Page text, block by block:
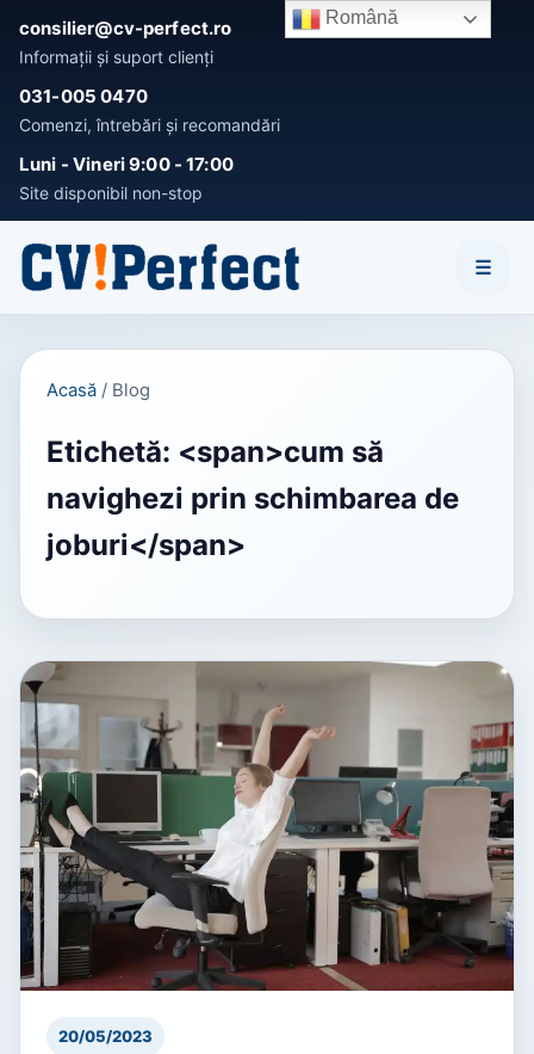
consilier@cv-perfect.ro
Informații și suport clienți
031-005 0470
Comenzi, întrebări și recomandări
Luni - Vineri 9:00 - 17:00
Site disponibil non-stop
☰
Acasă / Blog
Etichetă: <span>cum să
navighezi prin schimbarea de
joburi</span>
20/05/2023
Română
Activează notificările
Fii primul care afla noutatile si OFERTELE speciale!